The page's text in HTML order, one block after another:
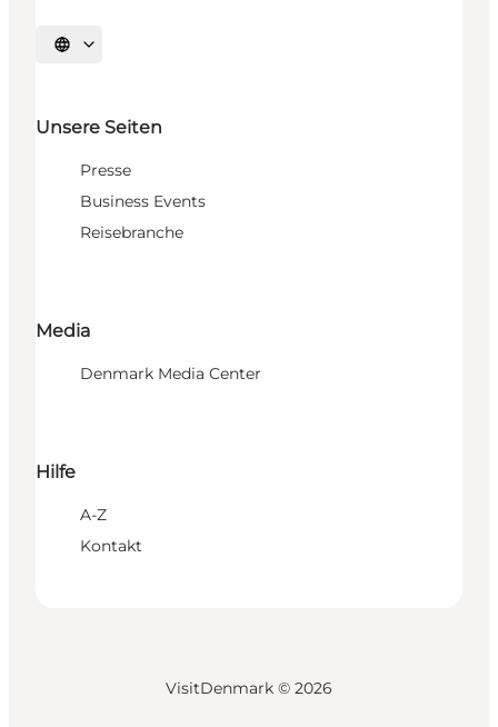
Sprache auswählen
Unsere Seiten
Presse
Business Events
Reisebranche
Media
Denmark Media Center
Hilfe
A-Z
Kontakt
VisitDenmark © 2026